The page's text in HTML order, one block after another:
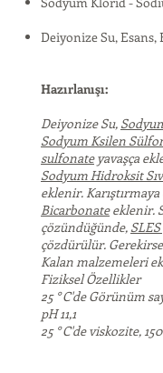
Deiyonize Su, Esans,
Hazırlanışı:
Deiyonize Su,
Sodyum Ksilen
sulfonateyavaşça
Sodyum Hidroksit
eklenir.
Bicarbonateeklenir.
çözündüğünde,
çözdürülür.
Kalan malzemeleri
Fiziksel Özellikler
25 ° C'de Görünüm
pH 11,1
25 ° C'de viskozite,